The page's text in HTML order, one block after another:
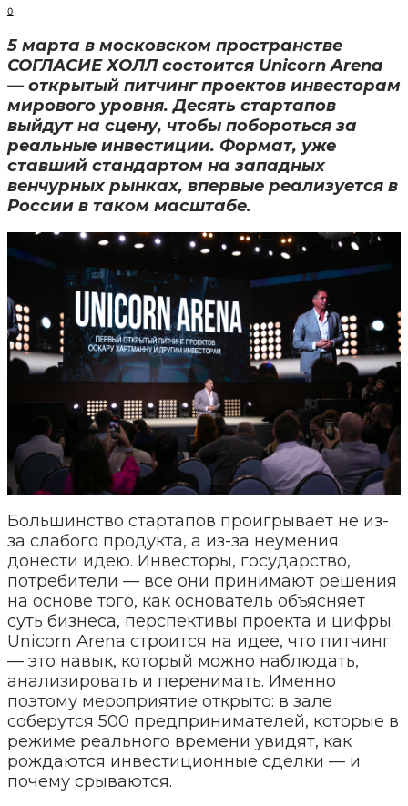
0
5 марта в московском пространстве
СОГЛАСИЕ ХОЛЛ состоится Unicorn Arena
— открытый питчинг проектов инвесторам
мирового уровня. Десять стартапов
выйдут на сцену, чтобы побороться за
реальные инвестиции. Формат, уже
ставший стандартом на западных
венчурных рынках, впервые реализуется в
России в таком масштабе.
Большинство стартапов проигрывает не из-
за слабого продукта, а из-за неумения
донести идею. Инвесторы, государство,
потребители — все они принимают решения
на основе того, как основатель объясняет
суть бизнеса, перспективы проекта и цифры.
Unicorn Arena строится на идее, что питчинг
— это навык, который можно наблюдать,
анализировать и перенимать. Именно
поэтому мероприятие открыто: в зале
соберутся 500 предпринимателей, которые в
режиме реального времени увидят, как
рождаются инвестиционные сделки — и
почему срываются.